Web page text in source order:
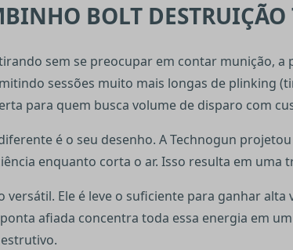
BOLT
sem se preocupar em contar munição,
sessões muito mais longas de plinking
para quem busca volume de disparo com
é o seu desenho. A Technogun
enquanto corta o ar. Isso resulta em
versátil. Ele é leve o suficiente para ganhar
afiada concentra toda essa energia em